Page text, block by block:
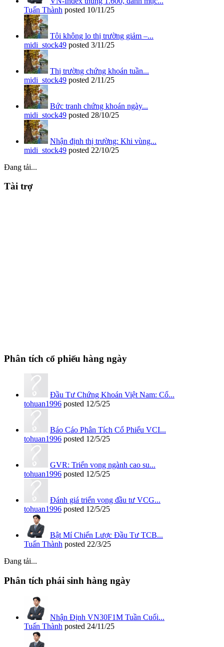
Tuấn Thành posted 10/11/25
Tôi không lo thị trường giảm –...
midi_stock49 posted 3/11/25
Thị trường chứng khoán tuần...
midi_stock49 posted 2/11/25
Bức tranh chứng khoán ngày...
midi_stock49 posted 28/10/25
Nhận định thị trường: Khi vùng...
midi_stock49 posted 22/10/25
Đang tải...
Tài trợ
Phân tích cổ phiếu hàng ngày
Đầu Tư Chứng Khoán Việt Nam: Cổ...
tohuan1996 posted 12/5/25
Báo Cáo Phân Tích Cổ Phiếu VCI...
tohuan1996 posted 12/5/25
GVR: Triển vọng ngành cao su...
tohuan1996 posted 12/5/25
Đánh giá triển vọng đầu tư VCG...
tohuan1996 posted 12/5/25
Bật Mí Chiến Lược Đầu Tư TCB...
Tuấn Thành posted 22/3/25
Đang tải...
Phân tích phái sinh hàng ngày
Nhận Định VN30F1M Tuần Cuối...
Tuấn Thành posted 24/11/25